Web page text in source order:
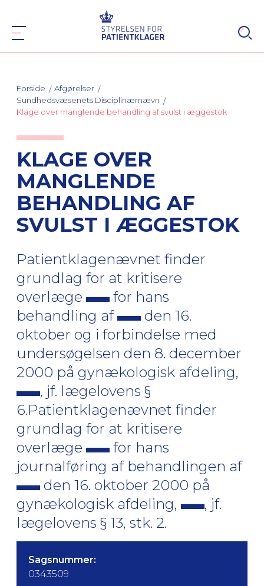
Forside
Afgørelser
Sundhedsvæsenets Disciplinærnævn
Klage over manglende behandling af svulst i æggestok
KLAGE OVER
MANGLENDE
BEHANDLING AF
SVULST I ÆGGESTOK
Patientklagenævnet finder
grundlag for at kritisere
overlæge
for hans
behandling af
den 16.
oktober og i forbindelse med
undersøgelsen den 8. december
2000 på gynækologisk afdeling,
, jf. lægelovens §
6.Patientklagenævnet finder
grundlag for at kritisere
overlæge
for hans
journalføring af behandlingen af
den 16. oktober 2000 på
gynækologisk afdeling,
, jf.
lægelovens § 13, stk. 2.
Sagsnummer:
0343509